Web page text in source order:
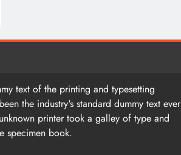
text of the printing and typesetting
the industry's standard dummy text ever
printer took a galley of type and
specimen book.